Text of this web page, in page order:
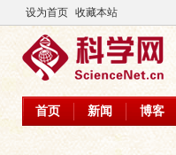
设为首页 收藏本站
首页 新闻 博客